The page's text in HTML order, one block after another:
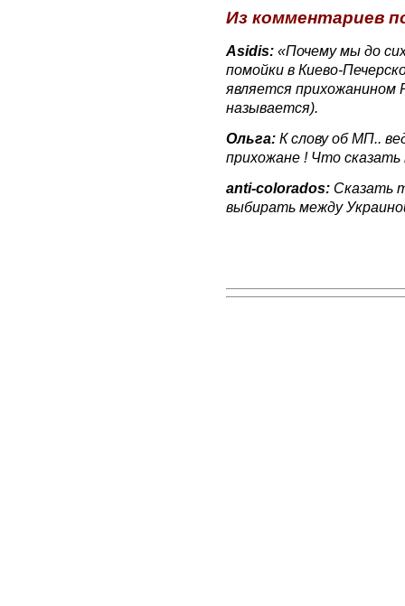
Из комментариев
Asidis: «Почему мы до
помойки в Киево-
является
называется).
Ольга: К слову об МП..
прихожане ! Что сказать
anti-colorados: Сказать
выбирать между